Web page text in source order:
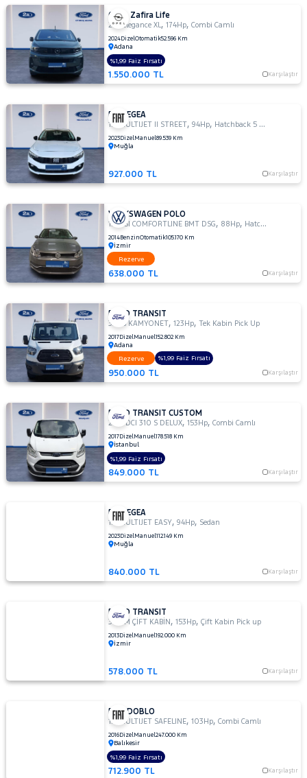
OPEL Zafira Life
2.0 Elegance XL,174Hp,Combi Camlı
2024DizelOtomatik52.596 Km
Adana
1.550.000 TL Karşılaştır
%1,99 Faiz Fırsatı
FIAT EGEA
1.3 MULTIJET II STREET,94Hp, Hatchback 5 Kapı
2023DizelManuel89.539 Km
Muğla
927.000 TL Karşılaştır
VOLKSWAGEN POLO
1.2 TSI COMFORTLINE BMT DSG, 88Hp, Hatchback 5 Kapı
2014BenzinOtomatik105.170 Km
İzmir
638.000 TL Karşılaştır
Rezerve
FORD TRANSIT
330S KAMYONET,123Hp,Tek Kabin Pick Up
2017DizelManuel152.802 Km
Adana
950.000 TL Karşılaştır
Rezerve %1,99 Faiz Fırsatı
FORD TRANSIT CUSTOM
2.2 TDCI 310 S DELUX,153Hp,Combi Camlı
2017DizelManuel178.518 Km
İstanbul
849.000 TL Karşılaştır
%1,99 Faiz Fırsatı
FIAT EGEA
1.3 MULTIJET EASY,94Hp, Sedan
2023DizelManuel112.149 Km
Muğla
840.000 TL Karşılaştır
FORD TRANSIT
350 M ÇİFT KABİN ,153Hp,Çift Kabin Pick up
2013DizelManuel192.000 Km
İzmir
578.000 TL Karşılaştır
FIAT DOBLO
1.6 MULTIJET SAFELINE,103Hp,Combi Camlı
2016DizelManuel247.000 Km
Balıkesir
712.900 TL Karşılaştır
%1,99 Faiz Fırsatı